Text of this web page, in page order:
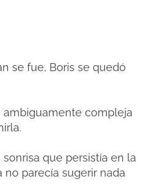
se fue, Boris se quedó
ambiguamente compleja
que persistía en la
parecía sugerir nada